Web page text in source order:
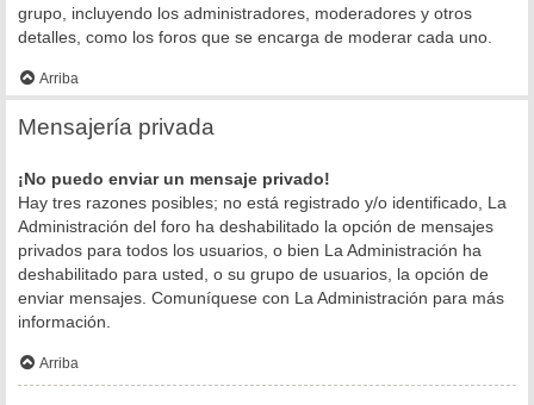
grupo, incluyendo los administradores, moderadores y otros
detalles, como los foros que se encarga de moderar cada uno.
Arriba
Mensajería privada
¡No puedo enviar un mensaje privado!
Hay tres razones posibles; no está registrado y/o identificado, La
Administración del foro ha deshabilitado la opción de mensajes
privados para todos los usuarios, o bien La Administración ha
deshabilitado para usted, o su grupo de usuarios, la opción de
enviar mensajes. Comuníquese con La Administración para más
información.
Arriba